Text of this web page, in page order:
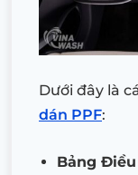
Dưới đây là
dán PPF:
Bảng